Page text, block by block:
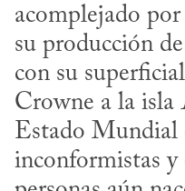
acomplejado
su producción
con su
Crowne a la isla
Estado Mundial
inconformistas y